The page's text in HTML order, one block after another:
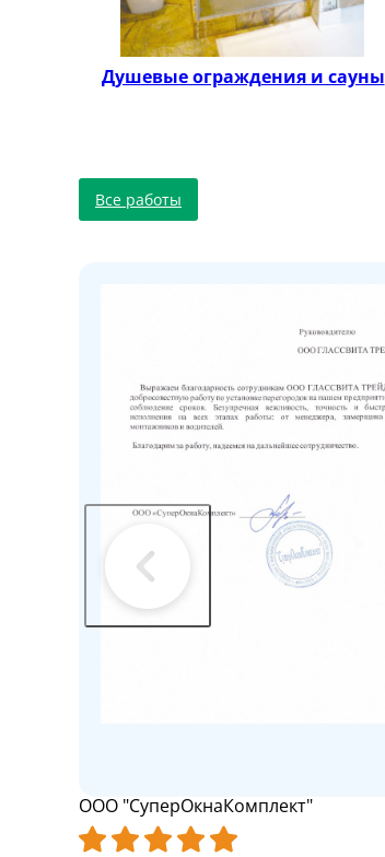
Душевые ограждения и сауны
Все работы
ООО "СуперОкнаКомплект"